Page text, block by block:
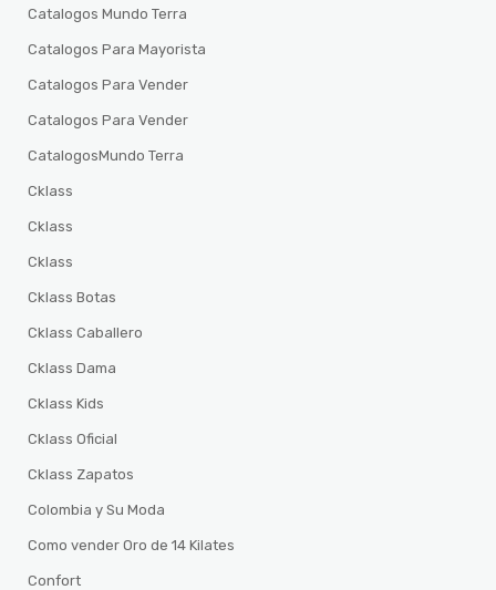
Catalogos Mundo Terra
Catalogos Para Mayorista
Catalogos Para Vender
Catalogos Para Vender
CatalogosMundo Terra
Cklass
Cklass
Cklass
Cklass Botas
Cklass Caballero
Cklass Dama
Cklass Kids
Cklass Oficial
Cklass Zapatos
Colombia y Su Moda
Como vender Oro de 14 Kilates
Confort